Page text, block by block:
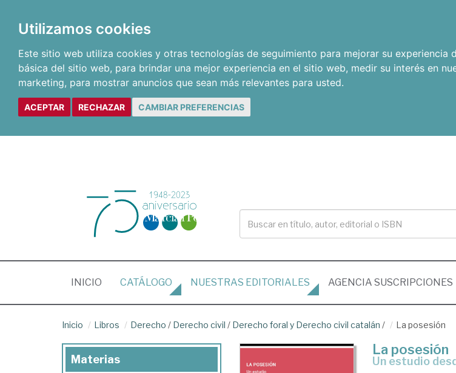
Utilizamos cookies
Este sitio web utiliza cookies y otras tecnologías de seguimiento para mejorar su experiencia
básica del sitio web, para brindar una mejor experiencia en el sitio web, medir su interés en
marketing, para mostrar anuncios que sean más relevantes para usted.
ACEPTAR RECHAZAR CAMBIAR PREFERENCIAS
INICIO (CURRENT)
CATÁLOGO NUESTRAS EDITORIALES AGENCIA SUSCRIPCIONES
Inicio Libros Derecho / Derecho civil / Derecho foral y Derecho civil catalán / La posesión
La posesión
Un estudio
Materias